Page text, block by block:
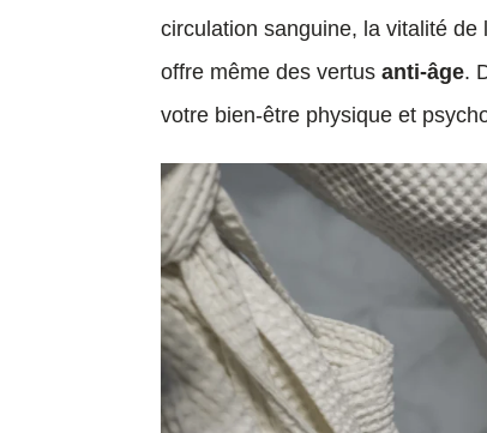
circulation sanguine, la vitalité de
offre même des vertusanti-âge.
votre bien-être physique et